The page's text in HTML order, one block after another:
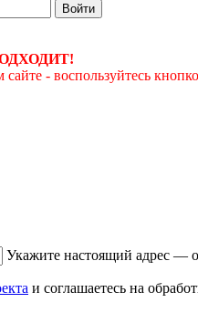
Войти
- воспользуйтесь
Укажите настоящий адрес —
и соглашаетесь на